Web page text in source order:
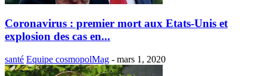
Coronavirus : premier mort aux Etats-Unis et
explosion des cas en...
santé Equipe cosmopolMag - mars 1, 2020